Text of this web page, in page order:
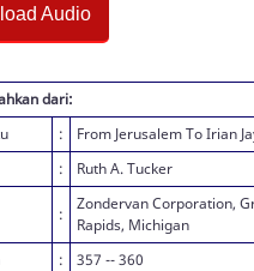
Audio
dari:
:
From Jerusalem To Irian
: Ruth A. Tucker
:
Zondervan Corporation,
Rapids, Michigan
: 357 -- 360